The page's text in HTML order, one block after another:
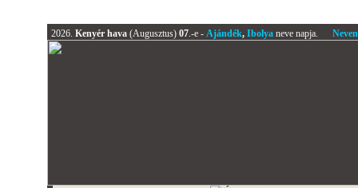
2026. Kenyér hava (Augusztus) 07.-e - Ajándék, Ibolyaneve napja.